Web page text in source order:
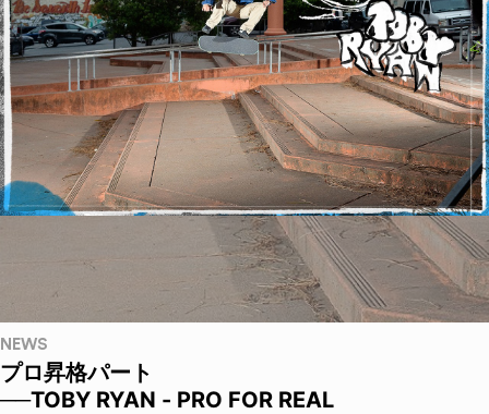
NEWS
プロ昇格パート
──TOBY RYAN - PRO FOR REAL